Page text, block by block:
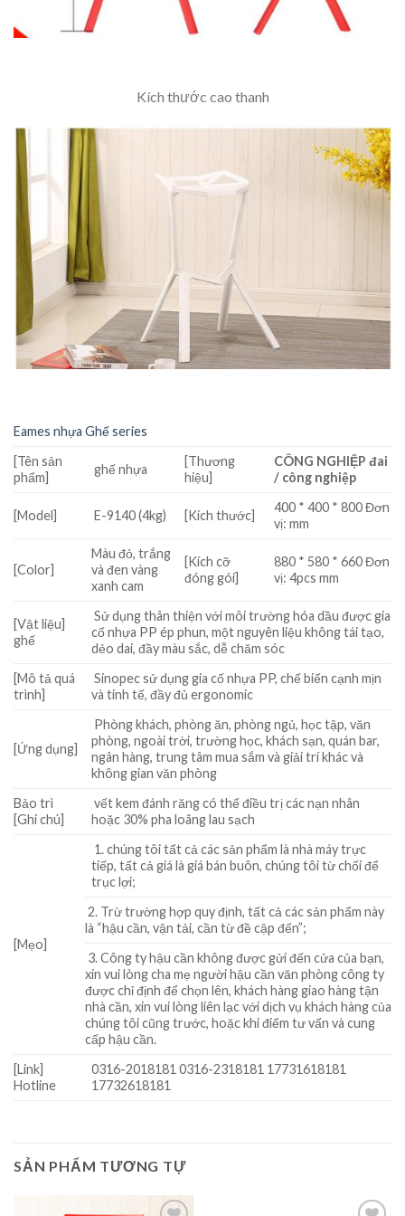
Kích thước cao thanh
Eames nhựa Ghế series
[Tên sản
phẩm]
ghế nhựa
[Thương
hiệu]
CÔNG NGHIỆP đai
/ công nghiệp
[Model] E-9140 (4kg) [Kích thước]
400 * 400 * 800 Đơn
vị: mm
[Color]
Màu đỏ, trắng
và đen vàng
xanh cam
[Kích cỡ
đóng gói]
880 * 580 * 660 Đơn
vị: 4pcs mm
[Vật liệu]
ghế
Sử dụng thân thiện với môi trường hóa dầu được gia
cố nhựa PP ép phun, một nguyên liệu không tái tạo,
dẻo dai, đầy màu sắc, dễ chăm sóc
[Mô tả quá
trình]
Sinopec sử dụng gia cố nhựa PP, chế biến cạnh mịn
và tinh tế, đầy đủ ergonomic
[Ứng dụng]
Phòng khách, phòng ăn, phòng ngủ, học tập, văn
phòng, ngoài trời, trường học, khách sạn, quán bar,
ngân hàng, trung tâm mua sắm và giải trí khác và
không gian văn phòng
Bảo trì
[Ghi chú]
vết kem đánh răng có thể điều trị các nạn nhân
hoặc 30% pha loãng lau sạch
[Mẹo]
1. chúng tôi tất cả các sản phẩm là nhà máy trực
tiếp, tất cả giá là giá bán buôn, chúng tôi từ chối để
trục lợi;
2. Trừ trường hợp quy định, tất cả các sản phẩm này
là “hậu cần, vận tải, cần từ đề cập đến”;
3. Công ty hậu cần không được gửi đến cửa của bạn,
xin vui lòng cha mẹ người hậu cần văn phòng công ty
được chỉ định để chọn lên, khách hàng giao hàng tận
nhà cần, xin vui lòng liên lạc với dịch vụ khách hàng của
chúng tôi cũng trước, hoặc khi điểm tư vấn và cung
cấp hậu cần.
[Link]
Hotline
0316-2018181 0316-2318181 17731618181
17732618181
SẢN PHẨM TƯƠNG TỰ